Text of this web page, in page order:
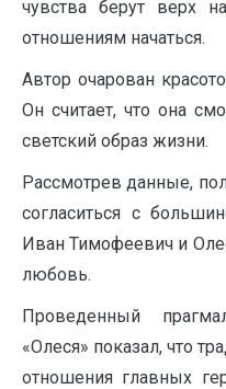
чувства берут верх
отношениям начаться.
Автор очарован
Он считает, что она
светский образ жизни.
Рассмотрев данные,
согласиться с
Иван Тимофеевич и
любовь.
Проведенный
«Олеся» показал, что
отношения главных